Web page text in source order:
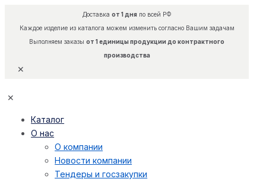
Доставка от 1 дняпо всей РФ
Каждое изделие из каталога можем изменить согласно Вашим задачам
Выполняем заказы от 1 единицы продукции до контрактного
производства
✕
✕
Каталог
О нас
О компании
Новости компании
Тендеры и госзакупки